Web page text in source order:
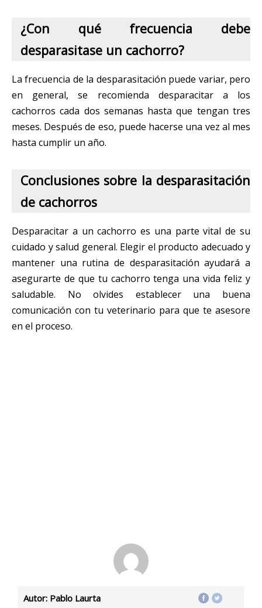
¿Con qué frecuencia debe
desparasitase un cachorro?
La frecuencia de la desparasitación puede variar, pero
en general, se recomienda desparacitar a los
cachorros cada dos semanas hasta que tengan tres
meses. Después de eso, puede hacerse una vez al mes
hasta cumplir un año.
Conclusiones sobre la desparasitación
de cachorros
Desparacitar a un cachorro es una parte vital de su
cuidado y salud general. Elegir el producto adecuado y
mantener una rutina de desparasitación ayudará a
asegurarte de que tu cachorro tenga una vida feliz y
saludable. No olvides establecer una buena
comunicación con tu veterinario para que te asesore
en el proceso.
Autor: Pablo Laurta